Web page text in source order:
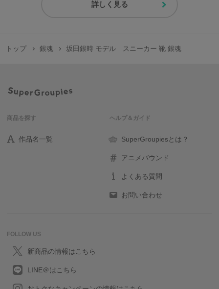
詳しく見る
トップ 銀魂 坂田銀時 モデル スニーカー 靴 銀魂
商品を探す
作品名一覧
ヘルプ＆ガイド
SuperGroupiesとは？
アニメバウンド
よくある質問
お問い合わせ
FOLLOW US
新商品の情報はこちら
LINE＠はこちら